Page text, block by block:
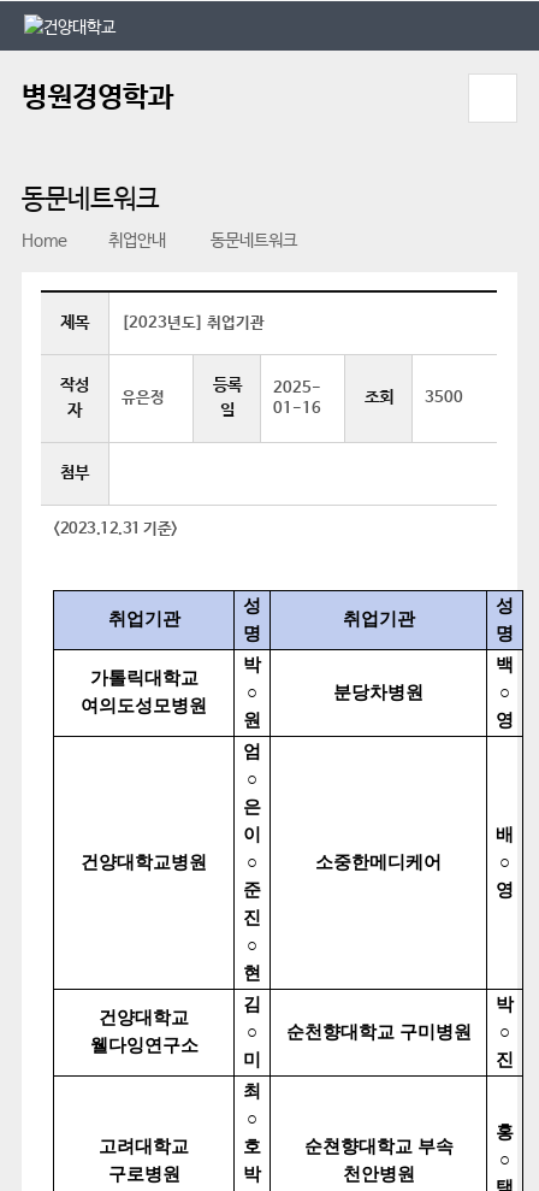
본문 바로가기
대메뉴 바로가기
병원경영학과
동문네트워크
Home 취업안내 동문네트워크
제목 [2023년도] 취업기관
작성
자
유은정
등록
일
2025-
01-16
조회 3500
첨부
<2023.12.31기준>
취업기관
성
명
취업기관
성
명
가톨릭대학교
여의도성모병원
박
○
원
분당차병원
백
○
영
건양대학교병원
엄
○
은
이
○
준
진
○
현
소중한메디케어
배
○
영
건양대학교
웰다잉연구소
김
○
미
순천향대학교 구미병원
박
○
진
고려대학교
구로병원
최
○
호
박
순쳔향대학교 부속
천안병원
홍
○